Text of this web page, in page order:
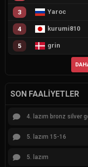
3 Yaroc
4 kurumi810
5 grin
SON FAALIYETLER
4. lazım bronz silver
5. lazım 15-16
5. lazım